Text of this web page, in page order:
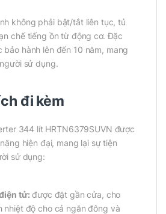
không phải bật/tắt liên tục, tủ
chế tiếng ồn từ động cơ. Đặc
hành lên đến 10 năm, mang
sử dụng.
đi kèm
344 lít HRTN6379SUVN được
hiện đại, mang lại sự tiện
sử dụng:
tử:được đặt gần cửa, cho
nhiệt độ cho cả ngăn đông và